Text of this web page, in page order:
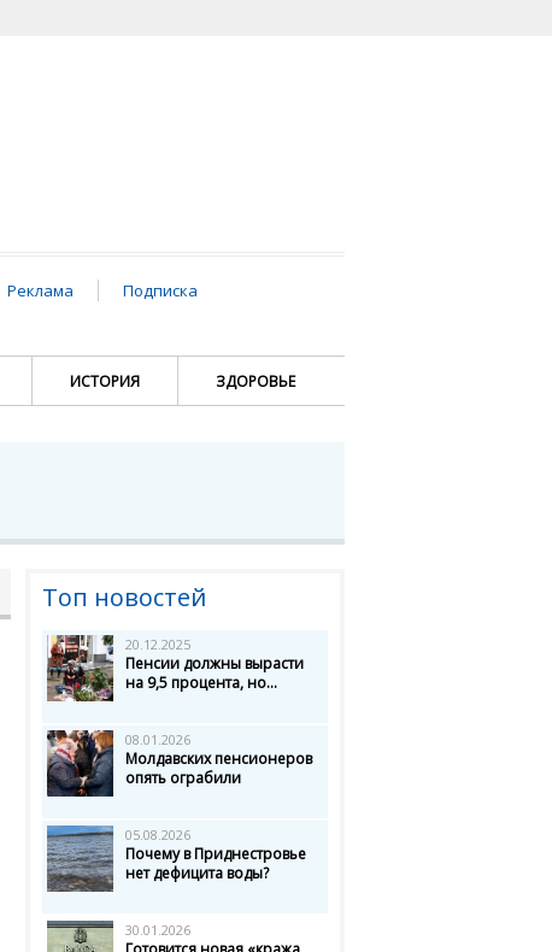
Реклама
Подписка
ИСТОРИЯ ЗДОРОВЬЕ
Топ новостей
20.12.2025
Пенсии должны вырасти
на 9,5 процента, но...
08.01.2026
Молдавских пенсионеров
опять ограбили
05.08.2026
Почему в Приднестровье
нет дефицита воды?
30.01.2026